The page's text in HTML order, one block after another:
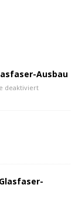
Ausbau
deaktiviert